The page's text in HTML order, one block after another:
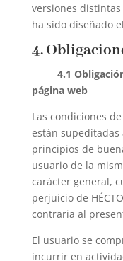
versiones
ha sido diseñado el
4.
4.1 Obligación
página web
Las condiciones
están supeditadas
principios de
usuario de la
carácter general,
perjuicio de
contraria al
El usuario se
incurrir en